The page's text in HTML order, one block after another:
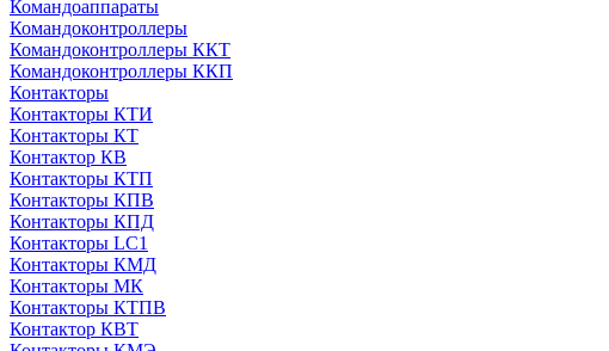
Командоаппараты
Командоконтроллеры
Командоконтроллеры ККТ
Командоконтроллеры ККП
Контакторы
Контакторы КТИ
Контакторы КТ
Контактор КВ
Контакторы КТП
Контакторы КПВ
Контакторы КПД
Контакторы LC1
Контакторы КМД
Контакторы МК
Контакторы КТПВ
Контактор КВТ